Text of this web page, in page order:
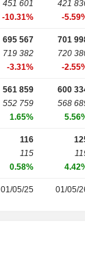
451 601
-10.31%
421
-
695 567
719 382
-3.31%
701
720
-
561 859
552 759
1.65%
600
568
116
115
0.58%
01/05/25 01/05/